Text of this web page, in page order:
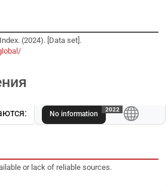
(2024). [Data set].
No information
A
2022
or lack of reliable sources.